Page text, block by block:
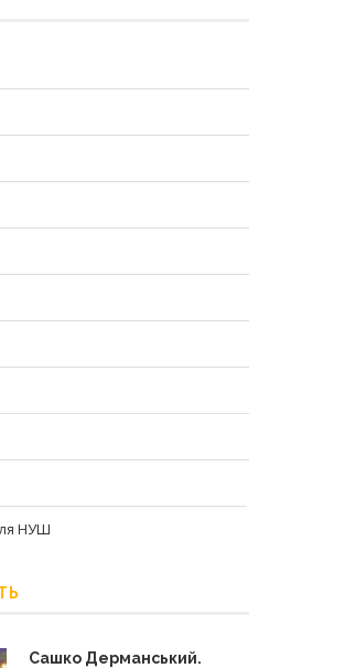
НУШ
Сашко Дерманський.